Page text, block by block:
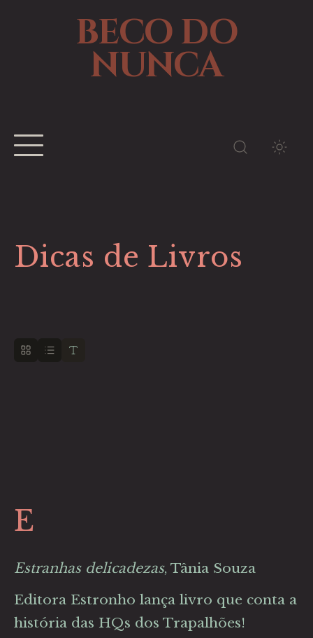
BECO DO
NUNCA
Dicas de Livros
E
Estranhas delicadezas, Tânia Souza
Editora Estronho lança livro que conta a
história das HQs dos Trapalhões!